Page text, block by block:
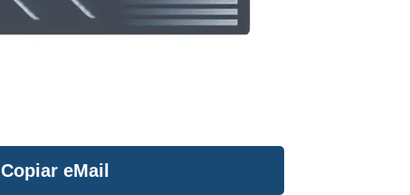
Copiar eMail